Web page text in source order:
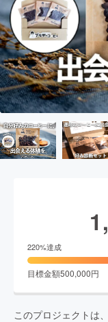
220%達成
目標金額500,000円
このプロジェクトは、